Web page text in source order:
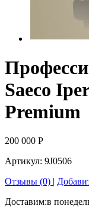
Saeco
Premium
200 000 Р
Артикул: 9J0506
Отзывы (0) |
Доставим:в